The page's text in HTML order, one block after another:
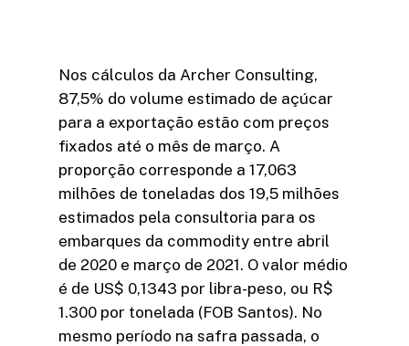
Nos cálculos da Archer Consulting,
87,5% do volume estimado de açúcar
para a exportação estão com preços
fixados até o mês de março. A
proporção corresponde a 17,063
milhões de toneladas dos 19,5 milhões
estimados pela consultoria para os
embarques da commodity entre abril
de 2020 e março de 2021. O valor médio
é de US$ 0,1343 por libra-peso, ou R$
1.300 por tonelada (FOB Santos). No
mesmo período na safra passada, o